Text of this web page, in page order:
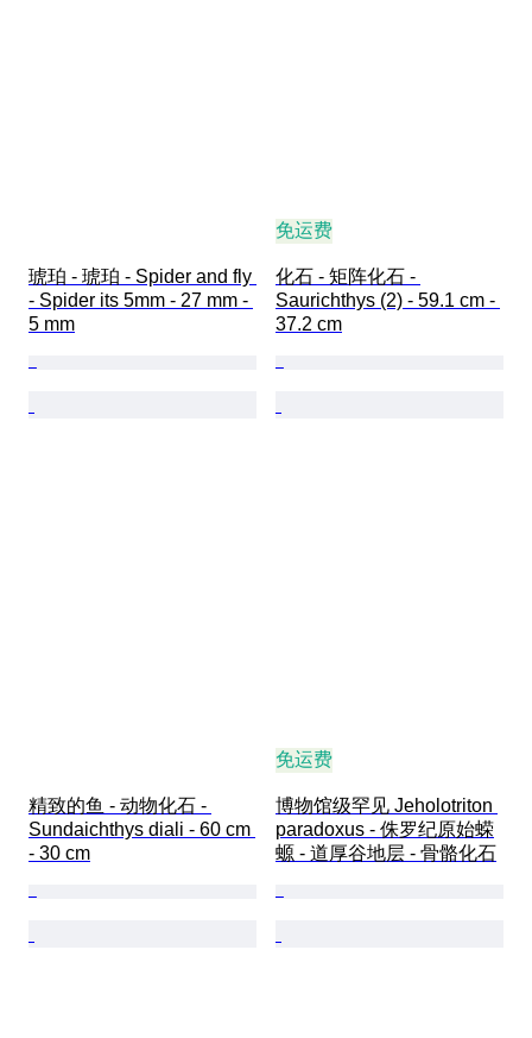
琥珀 - 琥珀 - Spider and fly
- Spider its 5mm - 27 mm -
5 mm
免运费
化石 - 矩阵化石 -
Saurichthys (2) - 59.1 cm -
37.2 cm
精致的鱼 - 动物化石 -
Sundaichthys diali - 60 cm
- 30 cm
免运费
博物馆级罕见 Jeholotriton
paradoxus - 侏罗纪原始蝾
螈 - 道厚谷地层 - 骨骼化石